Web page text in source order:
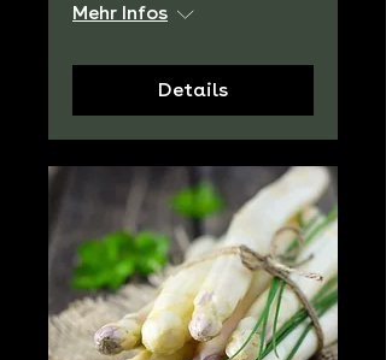
Mehr Infos
Details